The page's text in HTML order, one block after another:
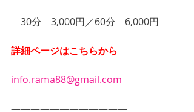
30分　3,000円／60分　6,000円
詳細ページはこちらから
info.rama88@gmail.com
――――――――――――